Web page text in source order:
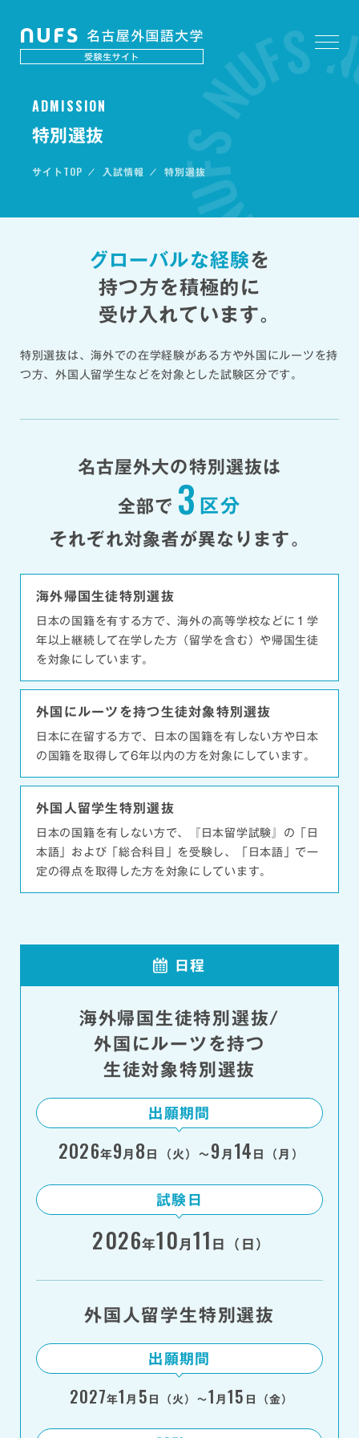
ADMISSION
特別選抜
サイト TOP 入試情報 特別選抜
グローバルな経験を
持つ方を積極的に
受け入れています。
特別選抜は、海外での在学経験がある方や外国にルーツを持
つ方、外国人留学生などを対象とした試験区分です。
名古屋外大の特別選抜は
全部で 3 区分
それぞれ対象者が異なります。
海外帰国生徒特別選抜
日本の国籍を有する方で、海外の高等学校などに１学
年以上継続して在学した方（留学を含む）や帰国生徒
を対象にしています。
外国にルーツを持つ生徒対象特別選抜
日本に在留する方で、日本の国籍を有しない方や日本
の国籍を取得して6年以内の方を対象にしています。
外国人留学生特別選抜
日本の国籍を有しない方で、『日本留学試験』の「日
本語」および「総合科目」を受験し、「日本語」で一
定の得点を取得した方を対象にしています。
日程
海外帰国生徒特別選抜/
外国にルーツを持つ
生徒対象特別選抜
出願期間
2026年9月 8 日（火）～ 9 月 14 日（月）
試験日
2026年10 月 11 日（日）
外国人留学生特別選抜
出願期間
2027年1 月 5 日（火）～1 月 15 日（金）